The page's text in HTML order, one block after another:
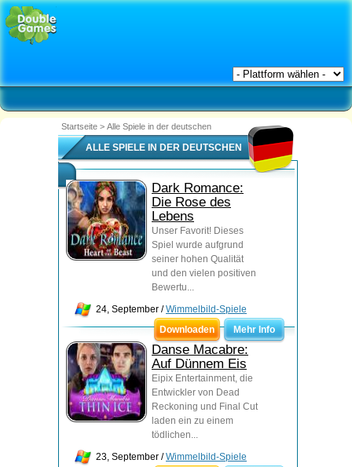
Startseite > Alle Spiele in der deutschen
ALLE SPIELE IN DER DEUTSCHEN
Dark Romance:
Die Rose des
Lebens
Unser Favorit! Dieses
Spiel wurde aufgrund
seiner hohen Qualität
und den vielen positiven
Bewertu...
24, September /Wimmelbild-Spiele
Downloaden
Mehr Info
Danse Macabre:
Auf Dünnem Eis
Eipix Entertainment, die
Entwickler von Dead
Reckoning und Final Cut
laden ein zu einem
tödlichen...
23, September /Wimmelbild-Spiele